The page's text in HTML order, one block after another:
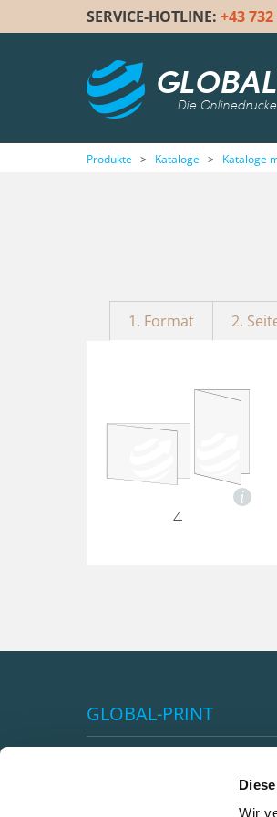
Wir
SERVICE-HOTLINE: +43 732
Die
Produkte > Kataloge > Kataloge
1. Format 2.
4
GLOBAL-PRINT